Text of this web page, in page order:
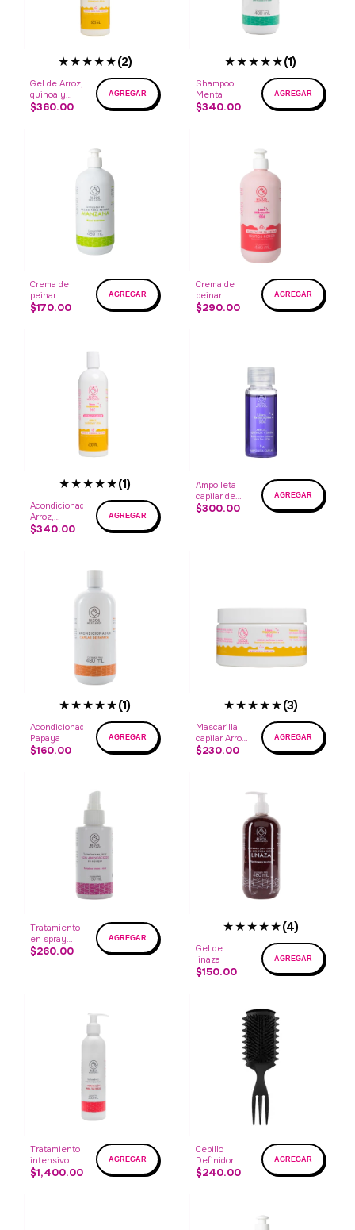
★★★★★(2)
Gel de Arroz,
quinoa y
soja
$360.00
★★★★★(1)
Shampoo
Menta
$340.00
Crema de
peinar
Manzana
$170.00
Crema de
peinar
Frutos Rojos
$290.00
★★★★★(1)
Acondicionador
Arroz,
quinoa y
$340.00
Ampolleta
capilar de
Arroz,
$300.00
★★★★★(1)
Acondicionador
Papaya
$160.00
★★★★★(3)
Mascarilla
capilar Arroz,
quinoa y
$230.00
Tratamiento
en spray
con
$260.00
★★★★★(4)
Gel de
linaza
$150.00
Tratamiento
intensivo
capilar
$1,400.00
Cepillo
Definidor
mango
$240.00